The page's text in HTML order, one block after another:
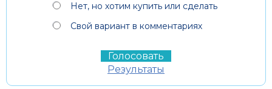
Нет, но хотим купить или сделать
Свой вариант в комментариях
Результаты